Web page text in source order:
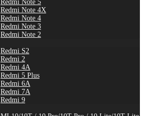
Redmi Note 5
Redmi Note 4X
Redmi Note 4
Redmi Note 3
Redmi Note 2
Redmi S2
Redmi 2
Redmi 4A
Redmi 5 Plus
Redmi 6A
Redmi 7A
Redmi 9